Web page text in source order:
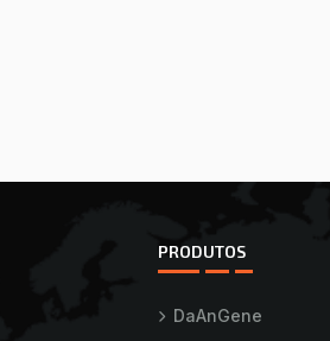
PRODUTOS
DaAnGene